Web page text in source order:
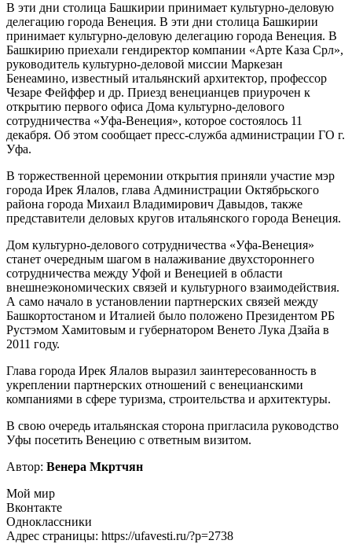
В эти дни столица Башкирии принимает культурно-деловую
делегацию города Венеция. В эти дни столица Башкирии
принимает культурно-деловую делегацию города Венеция. В
Башкирию приехали гендиректор компании «Арте Каза Срл»,
руководитель культурно-деловой миссии Маркезан
Бенеамино, известный итальянский архитектор, профессор
Чезаре Фейффер и др. Приезд венецианцев приурочен к
открытию первого офиса Дома культурно-делового
сотрудничества «Уфа-Венеция», которое состоялось 11
декабря. Об этом сообщает пресс-служба администрации ГО г.
Уфа.
В торжественной церемонии открытия приняли участие мэр
города Ирек Ялалов, глава Администрации Октябрьского
района города Михаил Владимирович Давыдов, также
представители деловых кругов итальянского города Венеция.
Дом культурно-делового сотрудничества «Уфа-Венеция»
станет очередным шагом в налаживание двухстороннего
сотрудничества между Уфой и Венецией в области
внешнеэкономических связей и культурного взаимодействия.
А само начало в установлении партнерских связей между
Башкортостаном и Италией было положено Президентом РБ
Рустэмом Хамитовым и губернатором Венето Лука Дзайа в
2011 году.
Глава города Ирек Ялалов выразил заинтересованность в
укреплении партнерских отношений с венецианскими
компаниями в сфере туризма, строительства и архитектуры.
В свою очередь итальянская сторона пригласила руководство
Уфы посетить Венецию с ответным визитом.
Автор: Венера Мкртчян
Мой мир
Вконтакте
Одноклассники
Адрес страницы: https://ufavesti.ru/?p=2738